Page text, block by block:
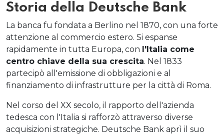
Storia della Deutsche Bank
La banca fu fondata a Berlino nel 1870, con una forte
attenzione al commercio estero. Si espanse
rapidamente in tutta Europa, con l'Italia come
centro chiave della sua crescita. Nel 1833
partecipò all'emissione di obbligazioni e al
finanziamento di infrastrutture per la città di Roma.
Nel corso del XX secolo, il rapporto dell'azienda
tedesca con l'Italia si rafforzò attraverso diverse
acquisizioni strategiche. Deutsche Bank aprì il suo